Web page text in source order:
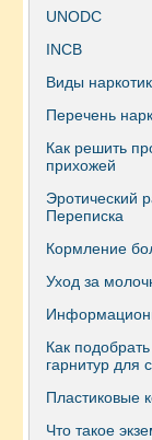
UNODC
INCB
Виды
Перечень
Как решить
прихожей
Эротический
Переписка
Кормление
Уход за
Как
гарнитур для
Пластиковые
Что такое